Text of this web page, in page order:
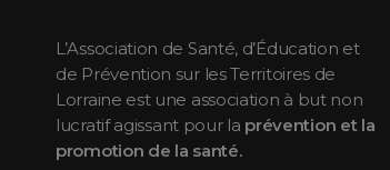
L’Association de Santé, d’Éducation et
de Prévention sur les Territoires de
Lorraine est une association à but non
lucratif agissant pour la prévention et la
promotion de la santé.